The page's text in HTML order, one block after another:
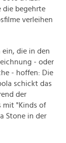
die begehrte
verleihen
ein, die in den
- oder
- hoffen: Die
schickt das
der
mit "Kinds of
Stone in der